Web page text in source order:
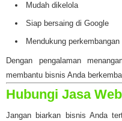
Mudah dikelola
Siap bersaing di Google
Mendukung
Dengan pengalaman
membantu bisnis Anda
Hubungi Jasa
Jangan biarkan bisnis Anda